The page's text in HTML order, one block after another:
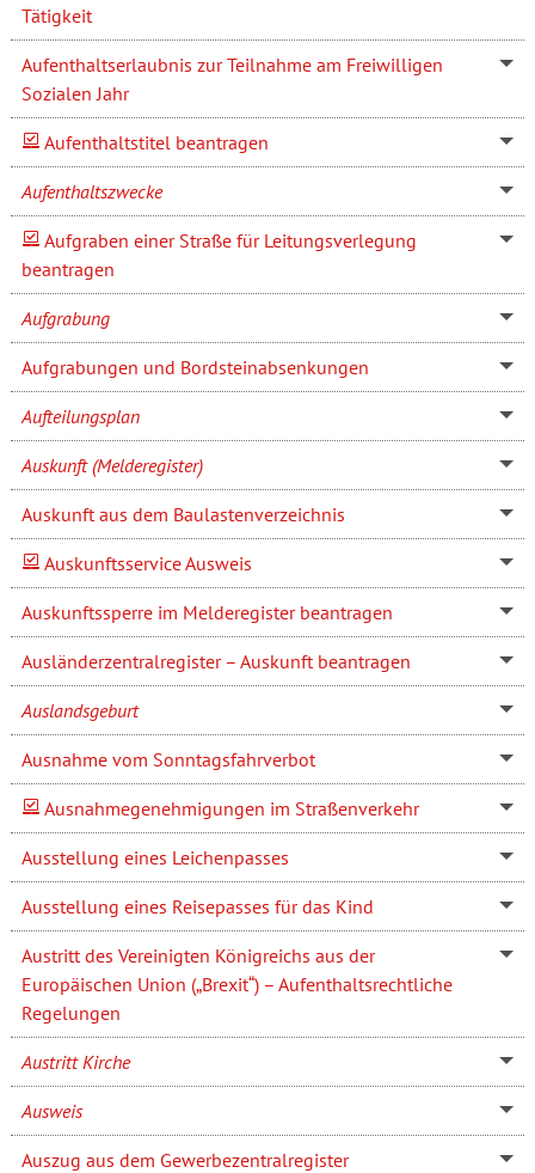
Tätigkeit
Aufenthaltserlaubnis zur Teilnahme am Freiwilligen
Sozialen Jahr
Aufenthaltstitel beantragen
Aufenthaltszwecke
Aufgraben einer Straße für Leitungsverlegung
beantragen
Aufgrabung
Aufgrabungen und Bordsteinabsenkungen
Aufteilungsplan
Auskunft (Melderegister)
Auskunft aus dem Baulastenverzeichnis
Auskunftsservice Ausweis
Auskunftssperre im Melderegister beantragen
Ausländerzentralregister – Auskunft beantragen
Auslandsgeburt
Ausnahme vom Sonntagsfahrverbot
Ausnahmegenehmigungen im Straßenverkehr
Ausstellung eines Leichenpasses
Ausstellung eines Reisepasses für das Kind
Austritt des Vereinigten Königreichs aus der
Europäischen Union („Brexit“) – Aufenthaltsrechtliche
Regelungen
Austritt Kirche
Ausweis
Auszug aus dem Gewerbezentralregister